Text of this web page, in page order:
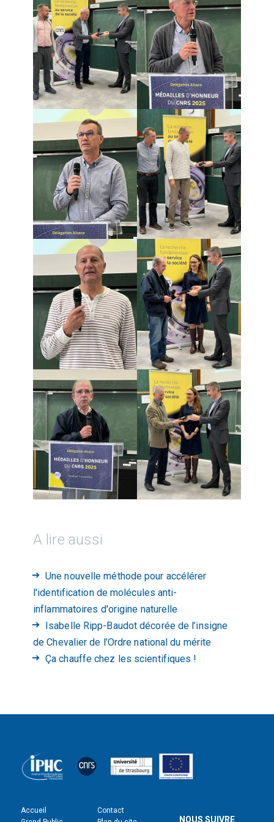
A lire aussi
Une nouvelle méthode pour accélérer
l'identification de molécules anti-
inflammatoires d'origine naturelle
Isabelle Ripp-Baudot décorée de l’insigne
de Chevalier de l’Ordre national du mérite
Ça chauffe chez les scientifiques !
Accueil
Contact
NOUS SUIVRE